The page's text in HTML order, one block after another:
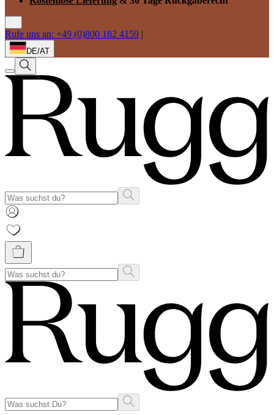
Rufe uns an: +49 (0)800 182 4159 |
DE/AT